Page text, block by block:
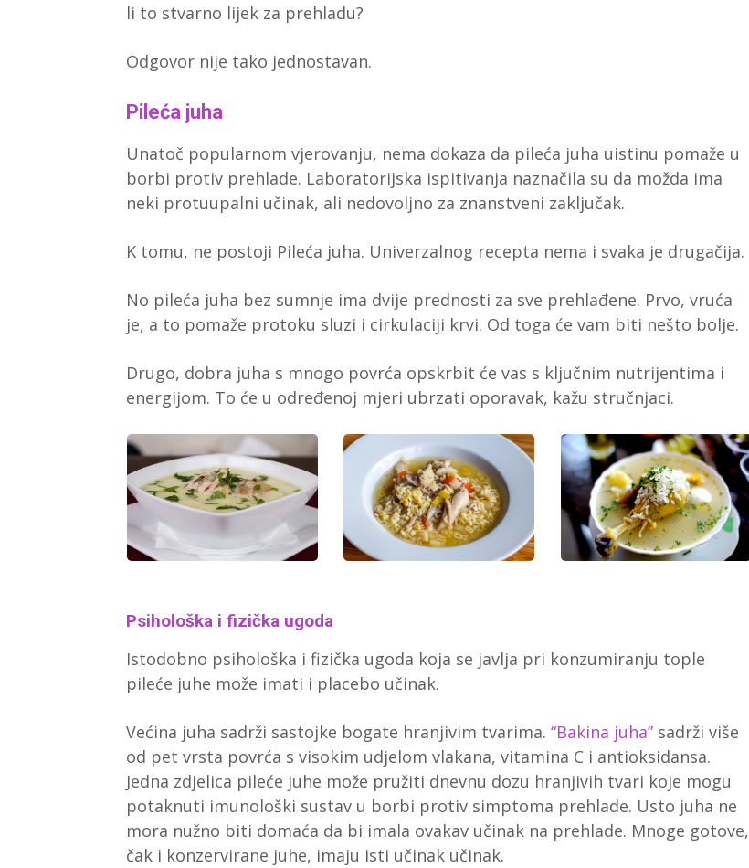
li to stvarno lijek za prehladu?
Odgovor nije tako jednostavan.
Pileća juha
Unatoč popularnom vjerovanju, nema dokaza da pileća juha uistinu pomaže u
borbi protiv prehlade. Laboratorijska ispitivanja naznačila su da možda ima
neki protuupalni učinak, ali nedovoljno za znanstveni zaključak.
K tomu, ne postoji Pileća juha. Univerzalnog recepta nema i svaka je drugačija.
No pileća juha bez sumnje ima dvije prednosti za sve prehlađene. Prvo, vruća
je, a to pomaže protoku sluzi i cirkulaciji krvi. Od toga će vam biti nešto bolje.
Drugo, dobra juha s mnogo povrća opskrbit će vas s ključnim nutrijentima i
energijom. To će u određenoj mjeri ubrzati oporavak, kažu stručnjaci.
Psihološka i fizička ugoda
Istodobno psihološka i fizička ugoda koja se javlja pri konzumiranju tople
pileće juhe može imati i placebo učinak.
Većina juha sadrži sastojke bogate hranjivim tvarima. “Bakina juha” sadrži više
od pet vrsta povrća s visokim udjelom vlakana, vitamina C i antioksidansa.
Jedna zdjelica pileće juhe može pružiti dnevnu dozu hranjivih tvari koje mogu
potaknuti imunološki sustav u borbi protiv simptoma prehlade. Usto juha ne
mora nužno biti domaća da bi imala ovakav učinak na prehlade. Mnoge gotove,
čak i konzervirane juhe, imaju isti učinak učinak.